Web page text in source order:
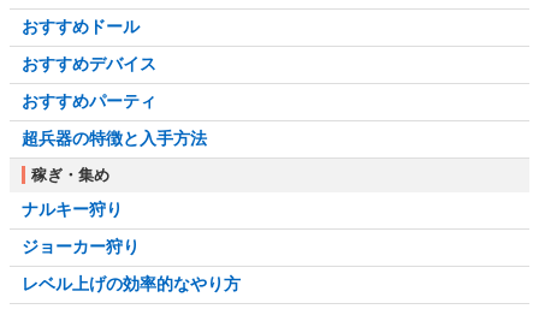
おすすめドール
おすすめデバイス
おすすめパーティ
超兵器の特徴と入手方法
稼ぎ・集め
ナルキー狩り
ジョーカー狩り
レベル上げの効率的なやり方